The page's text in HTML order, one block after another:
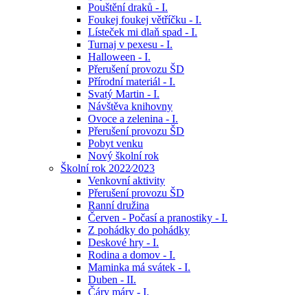
Pouštění draků - I.
Foukej foukej větříčku - I.
Lísteček mi dlaň spad - I.
Turnaj v pexesu - I.
Halloween - I.
Přerušení provozu ŠD
Přírodní materiál - I.
Svatý Martin - I.
Návštěva knihovny
Ovoce a zelenina - I.
Přerušení provozu ŠD
Pobyt venku
Nový školní rok
Školní rok 2022⁄2023
Venkovní aktivity
Přerušení provozu ŠD
Ranní družina
Červen - Počasí a pranostiky - I.
Z pohádky do pohádky
Deskové hry - I.
Rodina a domov - I.
Maminka má svátek - I.
Duben - II.
Čáry máry - I.